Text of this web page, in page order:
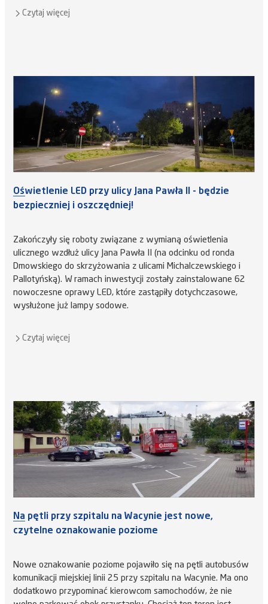
Czytaj więcej
Oświetlenie LED przy ulicy Jana Pawła II - będzie
bezpieczniej i oszczędniej!
Zakończyły się roboty związane z wymianą oświetlenia
ulicznego wzdłuż ulicy Jana Pawła II (na odcinku od ronda
Dmowskiego do skrzyżowania z ulicami Michalczewskiego i
Pallotyńską). W ramach inwestycji zostały zainstalowane 62
nowoczesne oprawy LED, które zastąpiły dotychczasowe,
wysłużone już lampy sodowe.
Czytaj więcej
Na pętli przy szpitalu na Wacynie jest nowe,
czytelne oznakowanie poziome
Nowe oznakowanie poziome pojawiło się na pętli autobusów
komunikacji miejskiej linii 25 przy szpitalu na Wacynie. Ma ono
dodatkowo przypominać kierowcom samochodów, że nie